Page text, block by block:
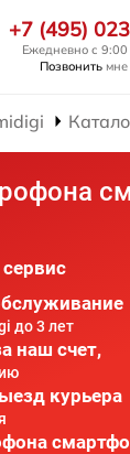
+7 (495)
Ежедневно с
Позвонить мне
до 3 лет
наш счет,
курьера